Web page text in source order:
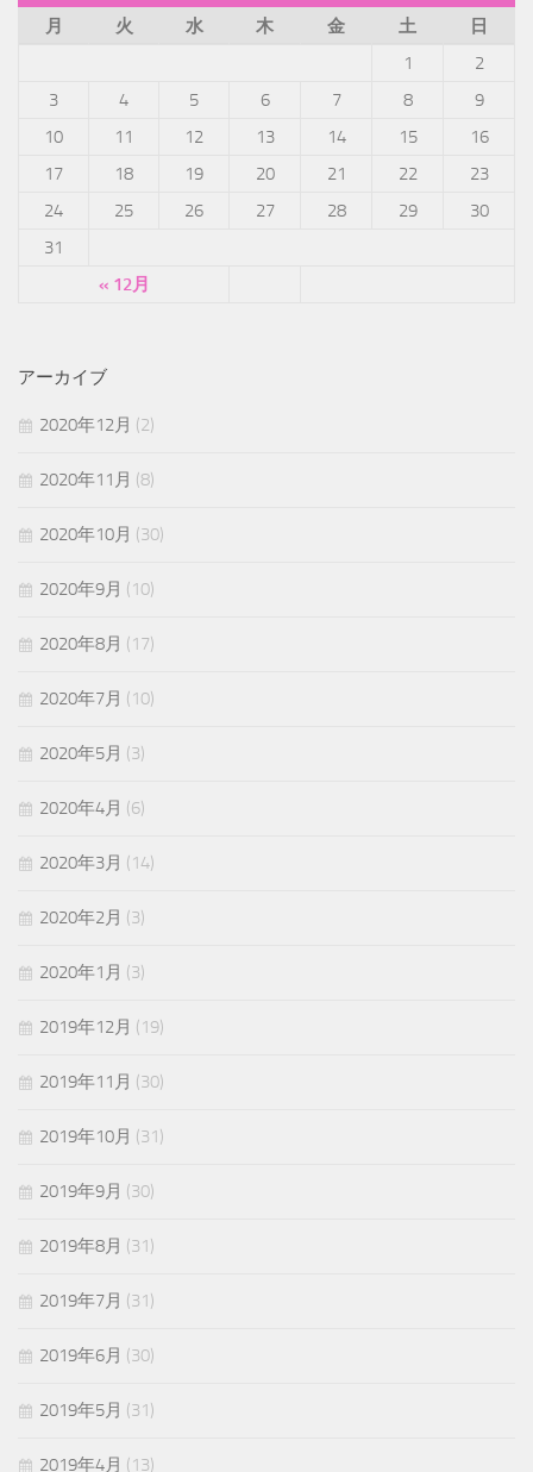
月
火 水 木 金 土 日
« 12月
1
2
3
4 5 6 7 8
9
10
11 12 13 14 15
16
17
18 19 20 21 22
23
24
25 26 27 28 29
30
31
アーカイブ
2020年12月 (2)
2020年11月 (8)
2020年10月 (30)
2020年9月 (10)
2020年8月 (17)
2020年7月 (10)
2020年5月 (3)
2020年4月 (6)
2020年3月 (14)
2020年2月 (3)
2020年1月 (3)
2019年12月 (19)
2019年11月 (30)
2019年10月 (31)
2019年9月 (30)
2019年8月 (31)
2019年7月 (31)
2019年6月 (30)
2019年5月 (31)
2019年4月 (13)